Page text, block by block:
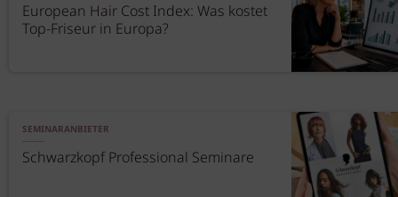
European Hair Cost Index: Was kostet
Top-Friseur in Europa?
SEMINARANBIETER
Schwarzkopf Professional Seminare